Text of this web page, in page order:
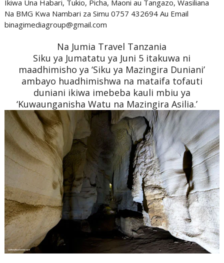
Ikiwa Una Habari, Tukio, Picha, Maoni au Tangazo, Wasiliana
Na BMG Kwa Nambari za Simu 0757 432694 Au Email
binagimediagroup@gmail.com
Na Jumia Travel Tanzania
Siku ya Jumatatu ya Juni 5 itakuwa ni
maadhimisho ya ‘Siku ya Mazingira Duniani’
ambayo huadhimishwa na mataifa tofauti
duniani ikiwa imebeba kauli mbiu ya
‘Kuwaunganisha Watu na Mazingira Asilia.’